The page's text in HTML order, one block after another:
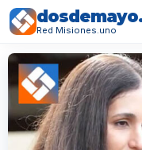
Red Misiones.uno